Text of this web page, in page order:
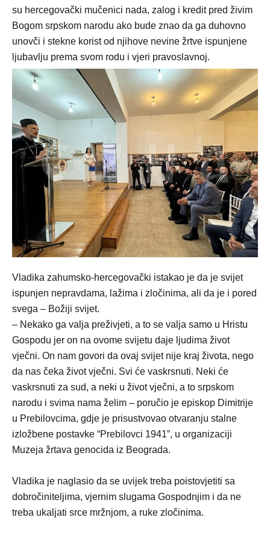
su hercegovački mučenici nada, zalog i kredit pred živim
Bogom srpskom narodu ako bude znao da ga duhovno
unovči i stekne korist od njihove nevine žrtve ispunjene
ljubavlju prema svom rodu i vjeri pravoslavnoj.
Vladika zahumsko-hercegovački istakao je da je svijet
ispunjen nepravdama, lažima i zločinima, ali da je i pored
svega – Božiji svijet.
– Nekako ga valja preživjeti, a to se valja samo u Hristu
Gospodu jer on na ovome svijetu daje ljudima život
vječni. On nam govori da ovaj svijet nije kraj života, nego
da nas čeka život vječni. Svi će vaskrsnuti. Neki će
vaskrsnuti za sud, a neki u život vječni, a to srpskom
narodu i svima nama želim – poručio je episkop Dimitrije
u Prebilovcima, gdje je prisustvovao otvaranju stalne
izložbene postavke “Prebilovci 1941”, u organizaciji
Muzeja žrtava genocida iz Beograda.
Vladika je naglasio da se uvijek treba poistovjetiti sa
dobročiniteljima, vjernim slugama Gospodnjim i da ne
treba ukaljati srce mržnjom, a ruke zločinima.